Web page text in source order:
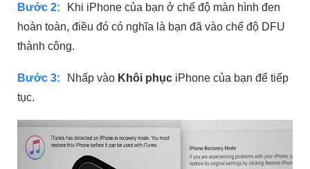
Bước 2:
Khi iPhone của bạn ở chế độ màn hình đen
hoàn toàn, điều đó có nghĩa là bạn đã vào chế độ DFU
thành công.
Bước 3: Nhấp vào Khôi phục iPhone của bạn để tiếp
tục.